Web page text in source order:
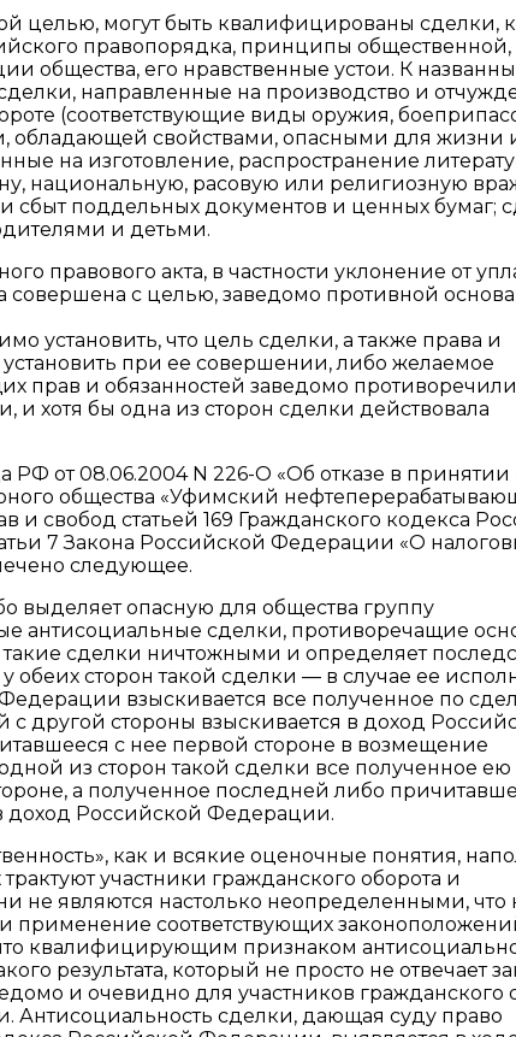
целью, могут быть квалифицированы сделки,
правопорядка, принципы общественной,
общества, его нравственные устои. К
направленные на производство и
(соответствующие виды оружия,
обладающей свойствами, опасными для жизни
на изготовление, распространение
национальную, расовую или религиозную
сбыт поддельных документов и ценных бумаг;
и детьми.
правового акта, в частности уклонение от
совершена с целью, заведомо противной
установить, что цель сделки, а также права и
при ее совершении, либо желаемое
прав и обязанностей заведомо противоречили
и хотя бы одна из сторон сделки действовала
от 08.06.2004 N 226-О «Об отказе в принятии
общества «Уфимский
и свобод статьей 169 Гражданского кодекса
7 Закона Российской Федерации «О
следующее.
выделяет опасную для общества группу
антисоциальные сделки, противоречащие
сделки ничтожными и определяет
обеих сторон такой сделки — в случае ее
взыскивается все полученное по
другой стороны взыскивается в доход
с нее первой стороне в возмещение
из сторон такой сделки все полученное ею
а полученное последней либо
доход Российской Федерации.
как и всякие оценочные понятия,
участники гражданского оборота и
не являются настолько неопределенными, что
соответствующих
квалифицирующим признаком
результата, который не просто не отвечает
и очевидно для участников гражданского
Антисоциальность сделки, дающая суду право